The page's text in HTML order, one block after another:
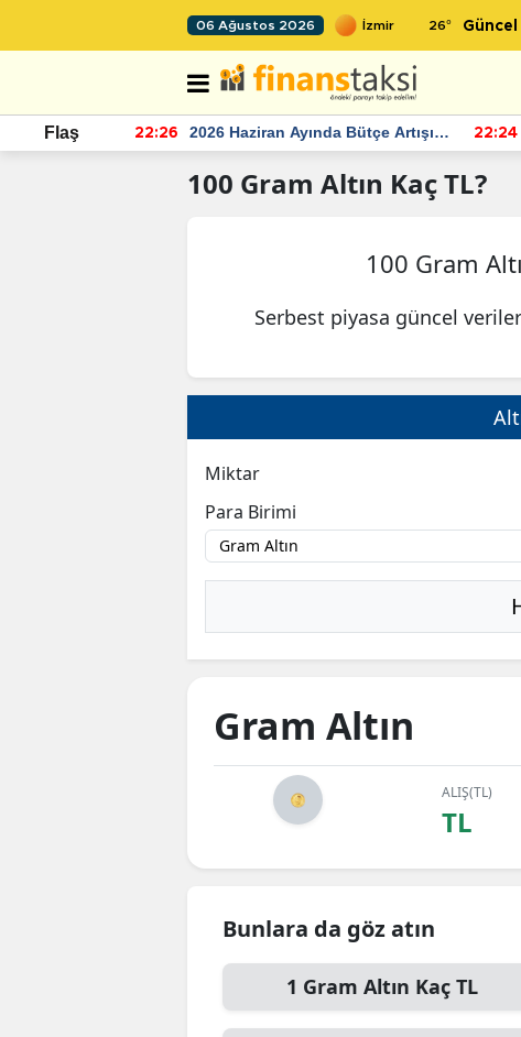
06 Ağustos 2026 26° Güncel
Flaş 22:26
2026 Haziran Ayında Bütçe Artışı
Yaşandı
22:24
100 Gram Altın Kaç TL?
100 Gram
Serbest piyasa güncel
Miktar
Para Birimi
Gram Altın
ALIŞ(TL)
TL
Bunlara da göz atın
1 Gram Altın Kaç TL